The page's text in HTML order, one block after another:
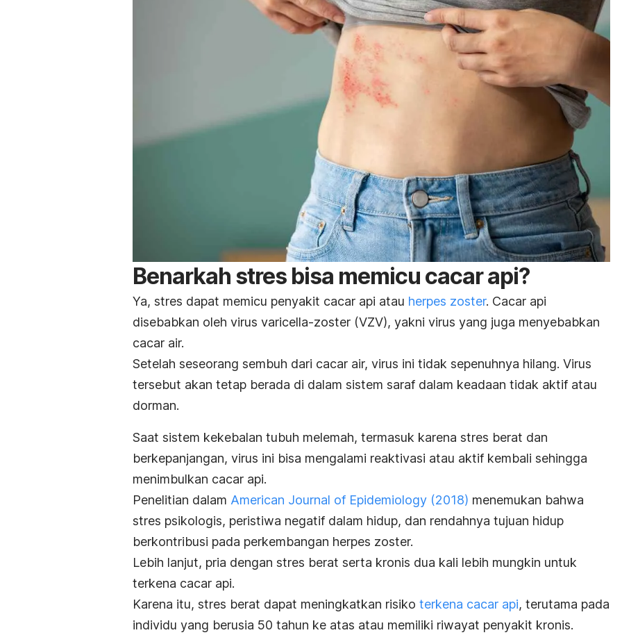
Benarkah stres bisa memicu cacar api?
Ya, stres dapat memicu penyakit cacar api atau herpes zoster. Cacar api
disebabkan oleh virus varicella-zoster (VZV), yakni virus yang juga menyebabkan
cacar air.
Setelah seseorang sembuh dari cacar air, virus ini tidak sepenuhnya hilang. Virus
tersebut akan tetap berada di dalam sistem saraf dalam keadaan tidak aktif atau
dorman.
Saat sistem kekebalan tubuh melemah, termasuk karena stres berat dan
berkepanjangan, virus ini bisa mengalami reaktivasi atau aktif kembali sehingga
menimbulkan cacar api.
Penelitian dalam American Journal of Epidemiology (2018) menemukan bahwa
stres psikologis, peristiwa negatif dalam hidup, dan rendahnya tujuan hidup
berkontribusi pada perkembangan herpes zoster.
Lebih lanjut, pria dengan stres berat serta kronis dua kali lebih mungkin untuk
terkena cacar api.
Karena itu, stres berat dapat meningkatkan risiko terkena cacar api, terutama pada
individu yang berusia 50 tahun ke atas atau memiliki riwayat penyakit kronis.